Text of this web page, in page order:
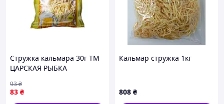
Стружка кальмара 30г ТМ
ЦАРСКАЯ РЫБКА
83 ₴
93₴
Кальмар стружка 1кг
808 ₴